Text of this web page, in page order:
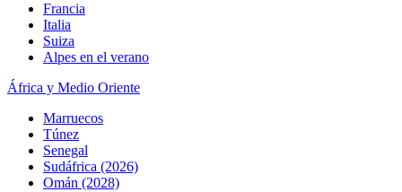
Francia
Italia
Suiza
Alpes en el verano
África y Medio Oriente
Marruecos
Túnez
Senegal
Sudáfrica (2026)
Omán (2028)